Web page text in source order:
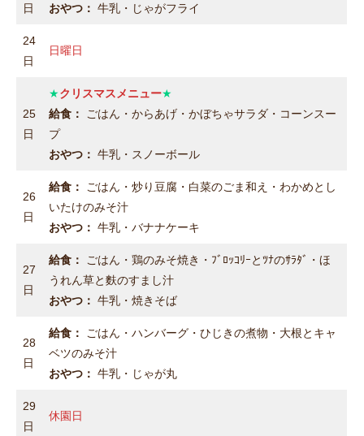
日
おやつ： 牛乳・じゃがフライ
24
日
日曜日
25
日
★クリスマスメニュー★
給食：
ごはん・からあげ・かぼちゃサラダ・コーンスー
プ
おやつ： 牛乳・スノーボール
26
日
給食：
ごはん・炒り豆腐・白菜のごま和え・わかめとし
いたけのみそ汁
おやつ： 牛乳・バナナケーキ
27
日
給食：
ごはん・鶏のみそ焼き・ﾌﾞﾛｯｺﾘｰとﾂﾅのｻﾗﾀﾞ・ほ
うれん草と麩のすまし汁
おやつ： 牛乳・焼きそば
28
日
給食：
ごはん・ハンバーグ・ひじきの煮物・大根とキャ
ベツのみそ汁
おやつ： 牛乳・じゃが丸
29
日
休園日